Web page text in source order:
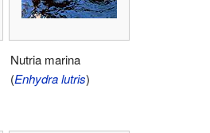
Nutria marina
(Enhydra lutris)